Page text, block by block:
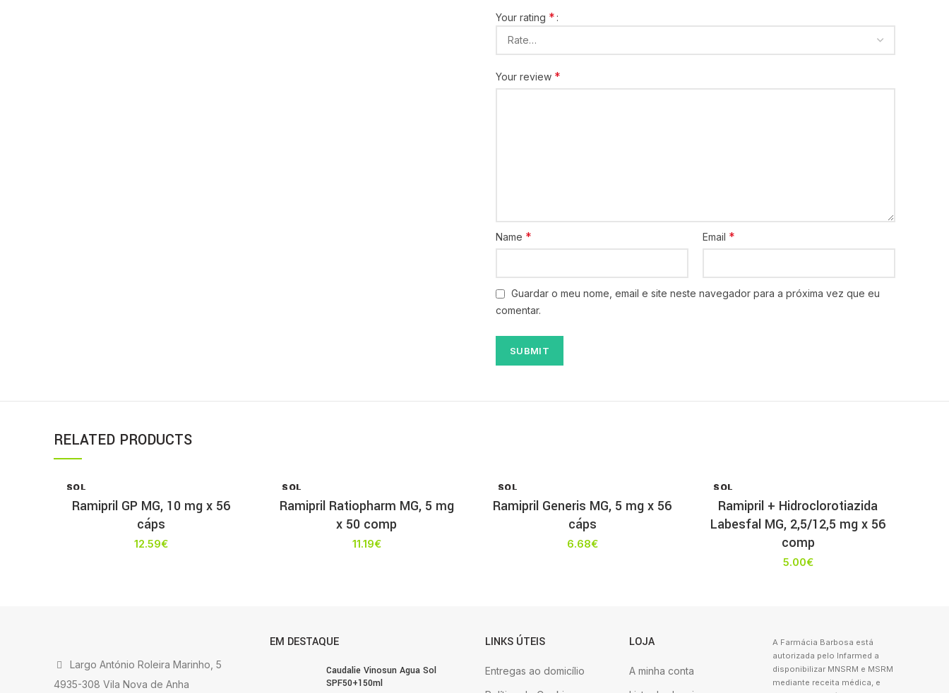
Your rating *
Your review *
Name * Email *
Guardar o meu nome, email e site neste navegador para a próxima vez que eu
comentar.
RELATED PRODUCTS
SOL
T
Ramipril GP MG, 10 mg x 56
cáps
12.59€
SOL
T
Ramipril Ratiopharm MG, 5 mg
x 50 comp
11.19€
SOL
T
Ramipril Generis MG, 5 mg x 56
cáps
6.68€
SOL
T
Ramipril + Hidroclorotiazida
Labesfal MG, 2,5/12,5 mg x 56
comp
5.00€
Largo António Roleira Marinho, 5
4935-308 Vila Nova de Anha
EM DESTAQUE
Caudalie Vinosun Agua Sol
SPF50+150ml
LINKS ÚTEIS
Entregas ao domicílio
LOJA
A minha conta
A Farmácia Barbosa está
autorizada pelo Infarmed a
disponibilizar MNSRM e MSRM
mediante receita médica, e